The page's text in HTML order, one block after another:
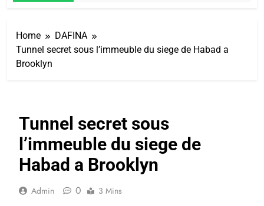
Home
DAFINA
Tunnel secret sous l’immeuble du siege de Habad a
Brooklyn
Tunnel secret sous
l’immeuble du siege de
Habad a Brooklyn
Admin 0 3 Mins